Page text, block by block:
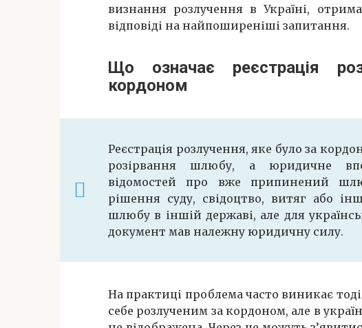
визнання розлучення в Україні,
відповіді на найпоширеніші запитання.
Що означає реєстрація
кордоном
Реєстрація розлучення, яке було за
розірвання шлюбу, а юридичне
відомостей про вже припинений
рішення суду, свідоцтво, витяг або
шлюбу в іншій державі, але для
документ мав належну юридичну силу.
На практиці проблема часто виникає
себе розлученим за кордоном, але в